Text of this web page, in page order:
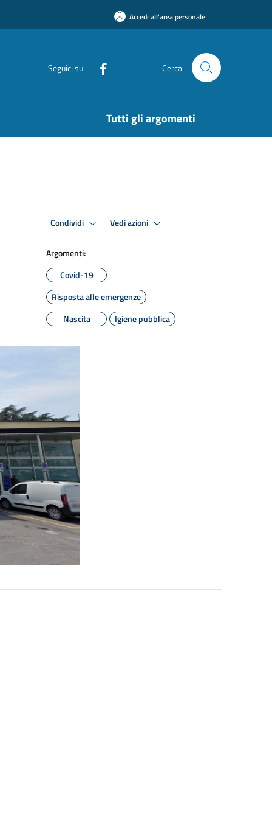
Accedi all'area personale
Seguici su Cerca
Tutti gli argomenti
Condividi Vedi azioni
Argomenti:
Covid-19
Risposta alle emergenze
Nascita
Igiene pubblica